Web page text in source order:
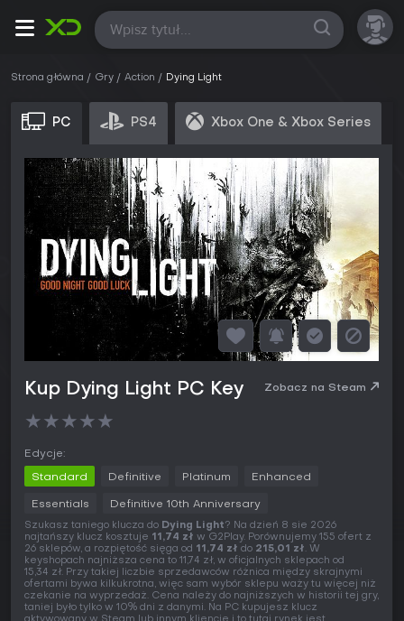
Wszystkie
Strona główna Gry Action Dying Light
PC PS4 Xbox One & Xbox Series
Kup Dying Light PC Key Zobacz na Steam
★★★★★
Edycje:
Standard Definitive Platinum Enhanced
Essentials Definitive 10th Anniversary
Szukasz taniego klucza do Dying Light? Na dzień 8 sie 2026
najtańszy klucz kosztuje 11,74 zł w G2Play. Porównujemy 155 ofert z
26 sklepów, a rozpiętość sięga od 11,74 zł do 215,01 zł. W
keyshopach najniższa cena to 11,74 zł, w oficjalnych sklepach od
15,34 zł. Przy takiej liczbie sprzedawców różnica między skrajnymi
ofertami bywa kilkukrotna, więc sam wybór sklepu waży tu więcej niż
czekanie na wyprzedaż. Cena należy do najniższych w historii tej gry,
taniej było tylko w 10% dni z danymi. Na PC kupujesz klucz